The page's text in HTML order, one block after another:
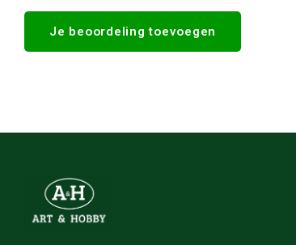
Je beoordeling toevoegen